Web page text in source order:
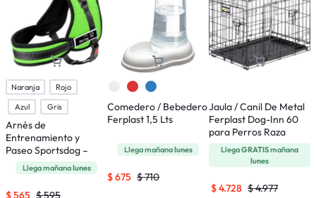
Naranja
Rojo
Azul
Gris
Arnés de
Entrenamiento y
Paseo Sportsdog –
Talle SLlega mañanalunes
$595
$565
Comedero / Bebedero
Ferplast 1,5 Lts
Llega mañanalunes
$710
$675
Jaula / Canil De Metal
Ferplast Dog-Inn 60
para Perros Raza
Pequeña
LlegaGRATISmañana
lunes
$4.977
$4.728